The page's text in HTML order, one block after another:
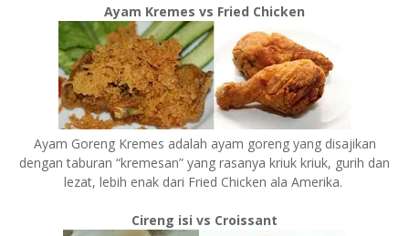
Ayam Kremes vs Fried Chicken
Ayam Goreng Kremes adalah ayam goreng yang disajikan
dengan taburan “kremesan” yang rasanya kriuk kriuk, gurih dan
lezat, lebih enak dari Fried Chicken ala Amerika.
Cireng isi vs Croissant